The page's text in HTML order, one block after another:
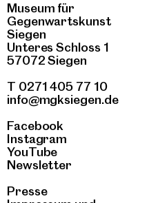
Museum für
Gegenwartskunst
Siegen
Unteres Schloss 1
57072 Siegen
T 0271 405 77 10
info@mgksiegen.de
Facebook
Instagram
YouTube
Newsletter
Presse